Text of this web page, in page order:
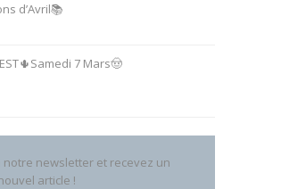
d’Avril📚
7 Mars🤠
newsletter et recevez un
article !